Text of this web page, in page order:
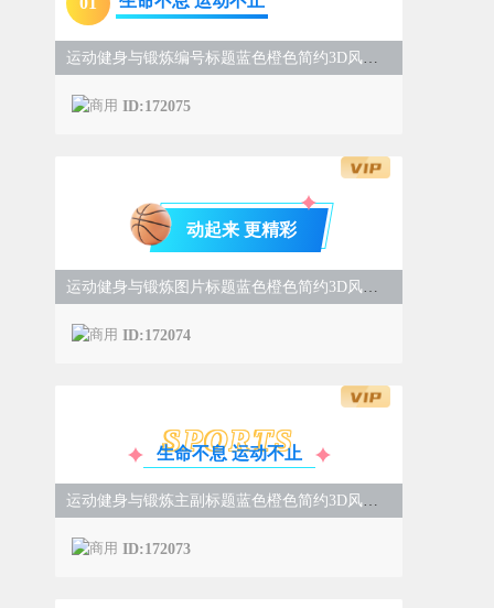
运动健身与锻炼编号标题蓝色橙色简约3D风样式
ID:172075
动起来 更精彩
运动健身与锻炼图片标题蓝色橙色简约3D风样式
ID:172074
SPORTS
生命不息 运动不止
运动健身与锻炼主副标题蓝色橙色简约3D风样式
ID:172073